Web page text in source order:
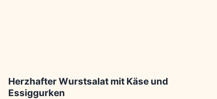
Herzhafter Wurstsalat mit Käse und
Essiggurken